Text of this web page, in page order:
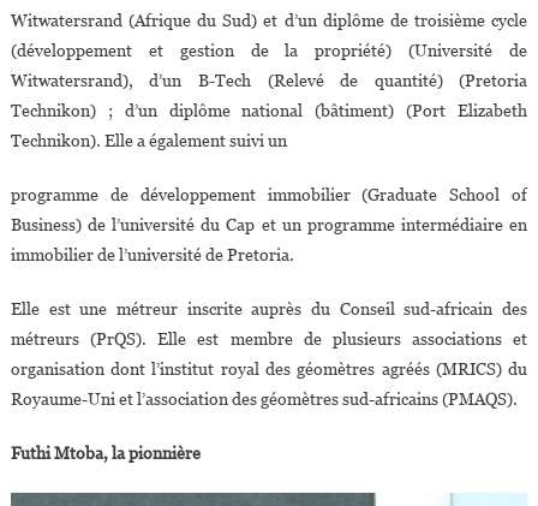
Witwatersrand (Afrique du Sud) et d’un diplôme de troisième cycle
(développement et gestion de la propriété) (Université de
Witwatersrand), d’un B-Tech (Relevé de quantité) (Pretoria
Technikon) ; d’un diplôme national (bâtiment) (Port Elizabeth
Technikon). Elle a également suivi un
programme de développement immobilier (Graduate School of
Business) de l’université du Cap et un programme intermédiaire en
immobilier de l’université de Pretoria.
Elle est une métreur inscrite auprès du Conseil sud-africain des
métreurs (PrQS). Elle est membre de plusieurs associations et
organisation dont l’institut royal des géomètres agréés (MRICS) du
Royaume-Uni et l’association des géomètres sud-africains (PMAQS).
Futhi Mtoba, la pionnière